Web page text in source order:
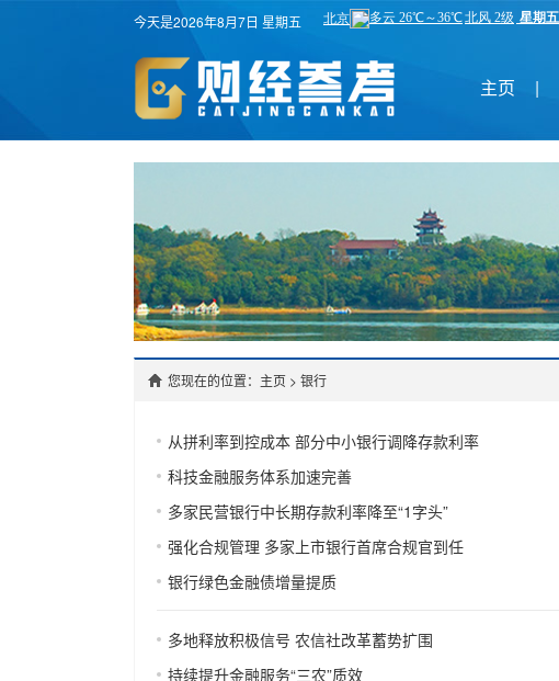
今天是2026年8月7日 星期五
主页 |
您现在的位置：主页 > 银行
从拼利率到控成本 部分中小银行调降存款利率
科技金融服务体系加速完善
多家民营银行中长期存款利率降至“1字头”
强化合规管理 多家上市银行首席合规官到任
银行绿色金融债增量提质
多地释放积极信号 农信社改革蓄势扩围
持续提升金融服务“三农”质效